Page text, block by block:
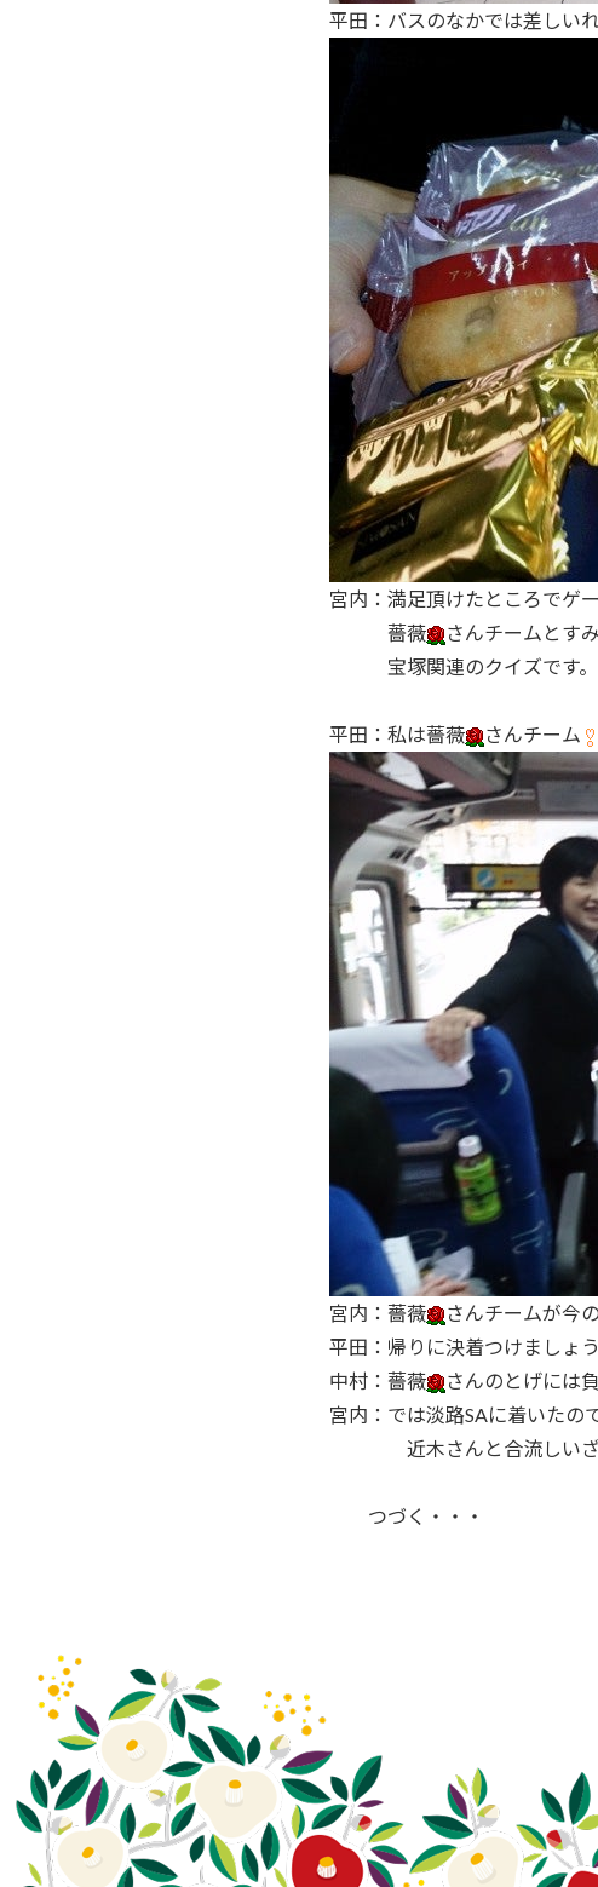
平田：バスのなかでは差しい
宮内：満足頂けたところでゲ
薔薇
さんチームとす
宝塚関連のクイズです。
平田：私は薔薇 さんチーム
宮内：薔薇
さんチームが今
平田：帰りに決着つけましょ
中村：薔薇
さんのとげには
宮内：では淡路SAに着いたの
近木さんと合流しいざ宝
つづく・・・